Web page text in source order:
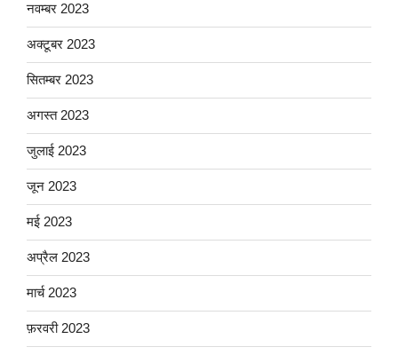
नवम्बर 2023
अक्टूबर 2023
सितम्बर 2023
अगस्त 2023
जुलाई 2023
जून 2023
मई 2023
अप्रैल 2023
मार्च 2023
फ़रवरी 2023